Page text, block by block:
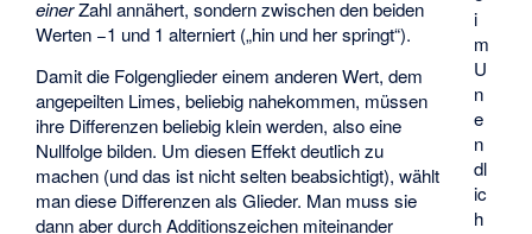
i
m
U
n
e
n
dl
ic
h
einerZahl annähert, sondern zwischen den beiden
Werten −1 und 1 alterniert („hin und her springt“).
Damit die Folgenglieder einem anderen Wert, dem
angepeilten Limes, beliebig nahekommen, müssen
ihre Differenzen beliebig klein werden, also eine
Nullfolge bilden. Um diesen Effekt deutlich zu
machen (und das ist nicht selten beabsichtigt), wählt
man diese Differenzen als Glieder. Man muss sie
dann aber durch Additionszeichen miteinander